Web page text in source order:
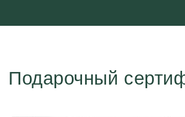
Подарочный сертификат